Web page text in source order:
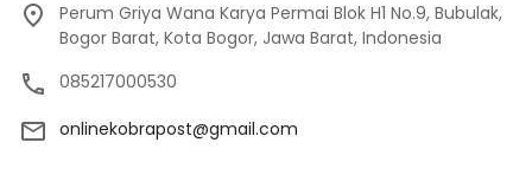
Perum Griya Wana Karya Permai Blok H1 No.9, Bubulak,
Bogor Barat, Kota Bogor, Jawa Barat, Indonesia
085217000530
onlinekobrapost@gmail.com